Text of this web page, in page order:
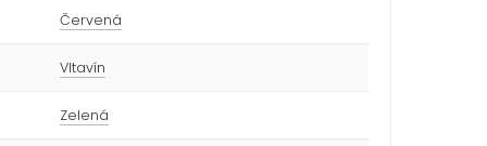
Červená
Vltavín
Zelená